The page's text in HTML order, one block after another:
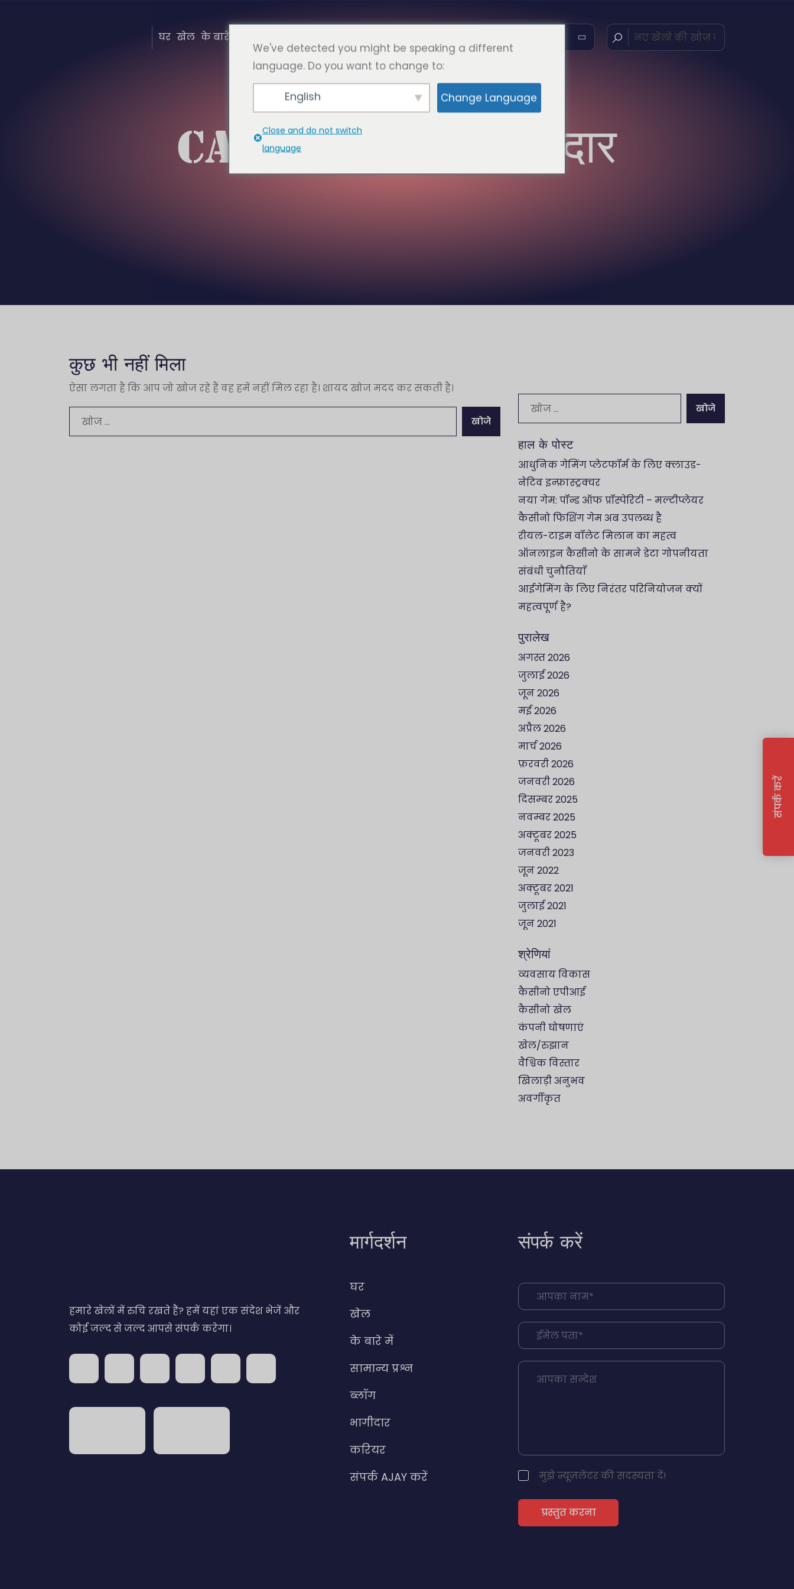
घर खेल के बारे में
CATEGORIES: साझेदार
कुछ भी नहीं मिला
ऐसा लगता है कि आप जो खोज रहे हैं वह हमें नहीं मिल रहा है। शायद खोज मदद कर सकती है।
निम्न
को
निम्न
को
हाल के पोस्ट
आधुनिक गेमिंग प्लेटफॉर्म के लिए क्लाउड-
नेटिव इन्फ्रास्ट्रक्चर
नया गेम: पॉन्ड ऑफ प्रॉस्पेरिटी – मल्टीप्लेयर
कैसीनो फिशिंग गेम अब उपलब्ध है
रीयल-टाइम वॉलेट मिलान का महत्व
ऑनलाइन कैसीनो के सामने डेटा गोपनीयता
संबंधी चुनौतियाँ
आईगेमिंग के लिए निरंतर परिनियोजन क्यों
महत्वपूर्ण है?
पुरालेख
अगस्त 2026
जुलाई 2026
जून 2026
मई 2026
अप्रैल 2026
मार्च 2026
फ़रवरी 2026
जनवरी 2026
दिसम्बर 2025
नवम्बर 2025
अक्टूबर 2025
जनवरी 2023
जून 2022
अक्टूबर 2021
जुलाई 2021
जून 2021
श्रेणियां
व्यवसाय विकास
कैसीनो एपीआई
कैसीनो खेल
कंपनी घोषणाएं
खेल/रुझान
वैश्विक विस्तार
खिलाड़ी अनुभव
अवर्गीकृत
हमारे खेलों में रुचि रखते हैं? हमें यहां एक संदेश भेजें और
कोई जल्द से जल्द आपसे संपर्क करेगा।
मार्गदर्शन
घर
खेल
के बारे में
सामान्य प्रश्न
ब्लॉग
भागीदार
करियर
संपर्क AJAY करें
संपर्क करें
मुझे न्यूज़लेटर की सदस्यता दें!
प्रस्तुत करना
संपर्क करें
We've detected you might be speaking a different
language. Do you want to change to:
English Change Language
Close and do not switch
language